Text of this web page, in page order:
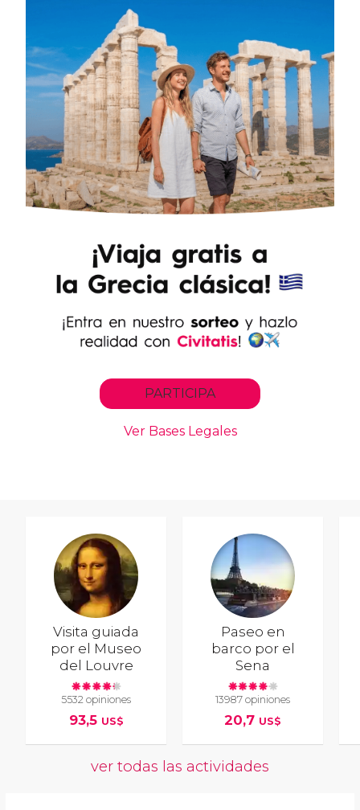
Visita guiada
por el Museo
del Louvre
5532 opiniones
93,5 US$
Paseo en
barco por el
Sena
13987 opiniones
20,7 US$
ver todas las actividades